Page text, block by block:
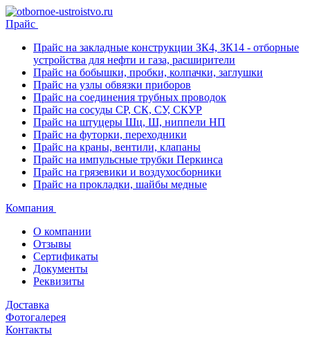
Прайс
Прайс на закладные конструкции ЗК4, ЗК14 - отборные
устройства для нефти и газа, расширители
Прайс на бобышки, пробки, колпачки, заглушки
Прайс на узлы обвязки приборов
Прайс на соединения трубных проводок
Прайс на сосуды СР, СК, СУ, СКУР
Прайс на штуцеры Шц, Ш, ниппели НП
Прайс на футорки, переходники
Прайс на краны, вентили, клапаны
Прайс на импульсные трубки Перкинса
Прайс на грязевики и воздухосборники
Прайс на прокладки, шайбы медные
Компания
О компании
Отзывы
Сертификаты
Документы
Реквизиты
Доставка
Фотогалерея
Контакты